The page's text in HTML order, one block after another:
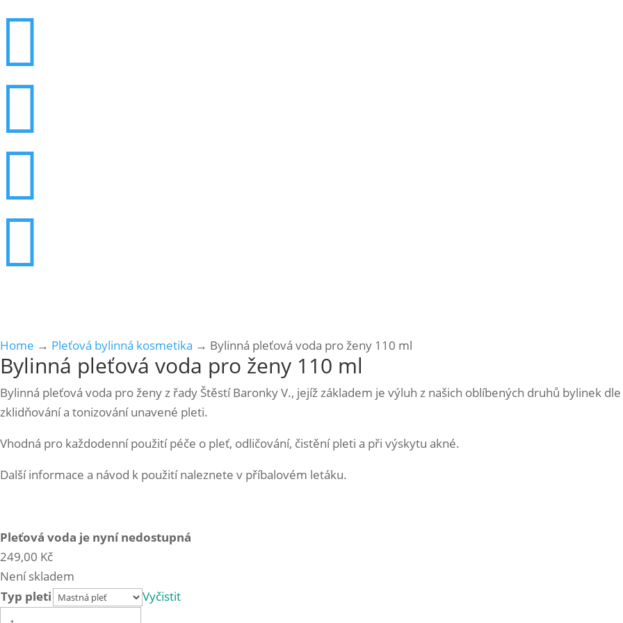




Home → Pleťová bylinná kosmetika → Bylinná pleťová voda pro ženy 110 ml
Bylinná pleťová voda pro ženy 110 ml
Bylinná pleťová voda pro ženy z řady Štěstí Baronky V., jejíž základem je výluh z našich oblíbených druhů bylinek
zklidňování a tonizování unavené pleti.
Vhodná pro každodenní použití péče o pleť, odličování, čistění pleti a při výskytu akné.
Další informace a návod k použití naleznete v příbalovém letáku.
Pleťová voda je nyní nedostupná
249,00 Kč
Není skladem
Typ pleti
Vyčistit